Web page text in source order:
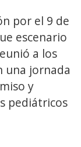
por el 9 de
escenario
a los
una jornada
y
pediátricos